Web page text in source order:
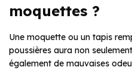
moquettes ?
Une moquette ou un tapis
poussières aura non
également de mauvaises